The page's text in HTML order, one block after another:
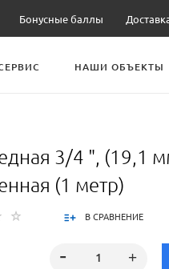
Бонусные баллы
НАШИ ОБЪЕКТЫ
3/4 ", (19,1
(1 метр)
В СРАВНЕНИЕ